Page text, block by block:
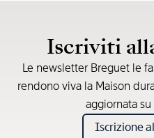
Iscriviti
Le newsletter Breguet le
rendono viva la Maison
aggiornata
Iscrizione